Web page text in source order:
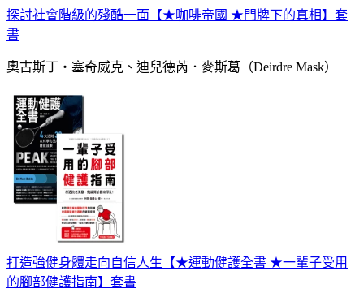
探討社會階級的殘酷一面【★咖啡帝國 ★門牌下的真相】套
書
奧古斯丁‧塞奇威克、迪兒德芮．麥斯葛（Deirdre Mask）
打造強健身體走向自信人生【★運動健護全書 ★一輩子受用
的腳部健護指南】套書